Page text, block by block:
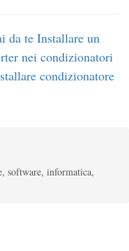
da te Installare un
nei condizionatori
condizionatore
software, informatica,